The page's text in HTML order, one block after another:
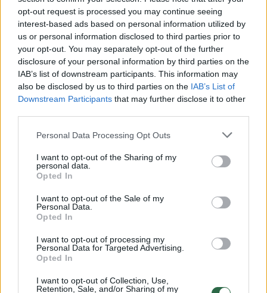
opt-out request is processed you may continue seeing
interest-based ads based on personal information utilized by
us or personal information disclosed to third parties prior to
your opt-out. You may separately opt-out of the further
disclosure of your personal information by third parties on the
IAB’s list of downstream participants. This information may
also be disclosed by us to third parties on the IAB’s List of
Downstream Participants that may further disclose it to other
Personal Data Processing Opt Outs
I want to opt-out of the Sharing of my
personal data.
Opted In
I want to opt-out of the Sale of my
Personal Data.
Opted In
I want to opt-out of processing my
Personal Data for Targeted Advertising.
Opted In
I want to opt-out of Collection, Use,
Retention, Sale, and/or Sharing of my
Visi įrašai
Žiūrimiausi įrašai
Vaizdai iš tragiškos avarijos Vilniaus r.: dviejų moterų ir
32 laipsnių šilumos
Žinios | Orai
Nufilmavo, kaip patvino Vilniaus Vakarinis aplinkkelis:
vaizdas pribloškia